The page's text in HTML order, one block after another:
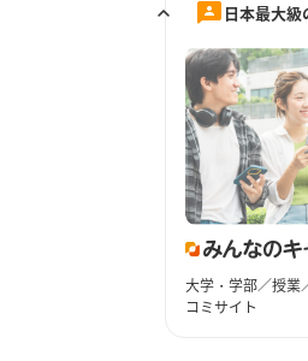
日本最大級
大学・学部／授業
コミサイト